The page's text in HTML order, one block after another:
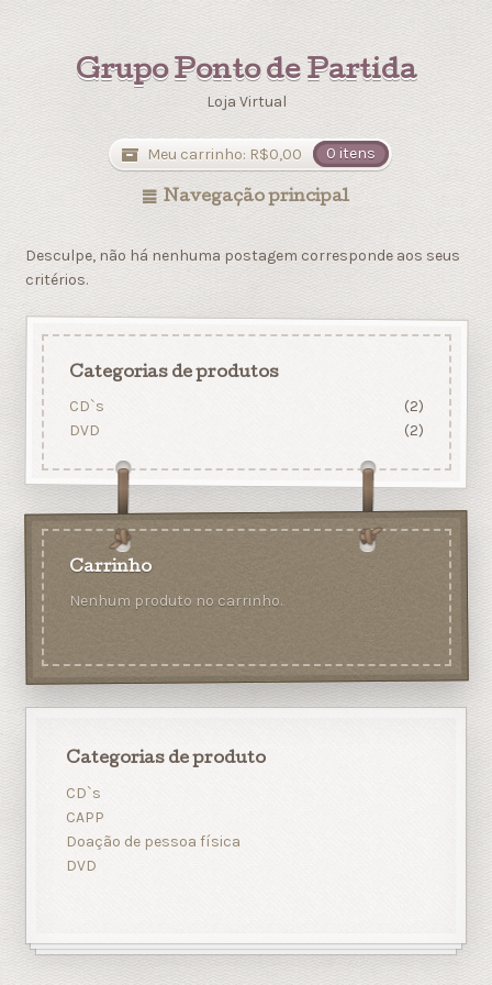
Grupo Ponto de Partida
Loja Virtual
Meu carrinho: R$0,00 0 itens
Navegação principal
Desculpe, não há nenhuma postagem corresponde aos seus
critérios.
Categorias de produtos
CD`s
(2)
DVD
(2)
Carrinho
Nenhum produto no carrinho.
Categorias de produto
CD`s
CAPP
Doação de pessoa física
DVD